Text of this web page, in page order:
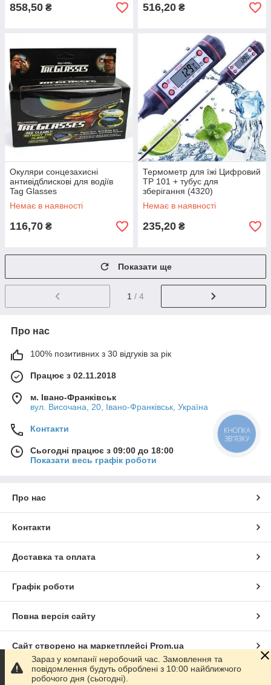
858,50 ₴ 516,20 ₴
Окуляри сонцезахисні
антивідблискові для водіїв
Tag Glasses
Немає в наявності
116,70 ₴
Термометр для їжі Цифровий
TP 101 + тубус для
зберігання (4320)
Немає в наявності
235,20 ₴
Показати ще
1 / 4
Про нас
100% позитивних з 30 відгуків за рік
Працює з 02.11.2018
м. Івано-Франківськ
вул. Височана, 20, Івано-Франківськ, Україна
Контакти
Сьогодні працює з 09:00 до 18:00
Показати весь графік роботи
Про нас
Контакти
Доставка та оплата
Графік роботи
Повна версія сайту
Сайт створено на маркетплейсі Prom.ua
Політика конфіденційності
Зараз у компанії неробочий час. Замовлення та
повідомлення будуть оброблені з 10:00 найближчого
робочого дня (сьогодні).
КНОПКА
ЗВ'ЯЗКУ